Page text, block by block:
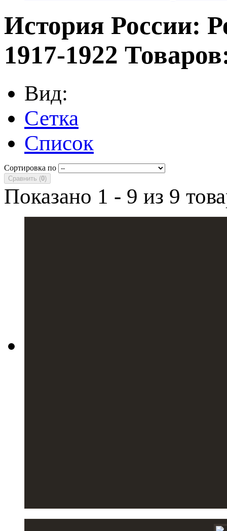
История России:
1917-1922
Вид:
Сетка
Список
Сортировка по
Сравнить (0)
Показано 1 - 9 из 9